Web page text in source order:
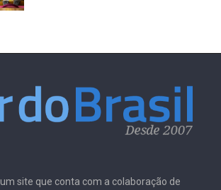
site que conta com a colaboração de